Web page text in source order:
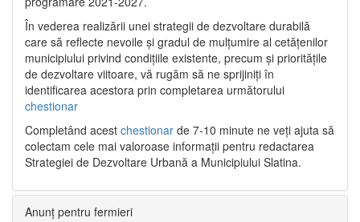
În vederea realizării unei strategii de dezvoltare durabilă
care să reflecte nevoile și gradul de mulțumire al cetățenilor
municipiului privind condițiile existente, precum și prioritățile
de dezvoltare viitoare, vă rugăm să ne sprijiniți în
identificarea acestora prin completarea următorului
chestionar
Completând acest chestionar de 7-10 minute ne veți ajuta să
colectam cele mai valoroase informații pentru redactarea
Strategiei de Dezvoltare Urbană a Municipiului Slatina.
Anunț pentru fermieri